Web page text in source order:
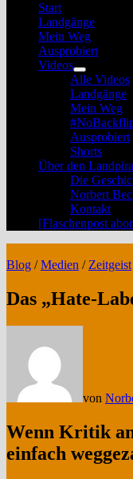
Start
Landgänge
Mein Weg
Ausprobiert
Videos
Untermenü
anzeigen
Alle Videos
Landgänge
Mein Weg
Ausprobiert
Shorts
Über den
Die
Norbert
Kontakt
[Flaschenpost
Blog /Medien / Zeitgeist
Das „Hate-
von
Wenn Kritik
einfach